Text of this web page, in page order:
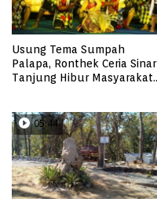
Usung Tema Sumpah
Palapa, Ronthek Ceria Sinar
Tanjung Hibur Masyarakat
05:44